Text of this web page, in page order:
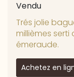
Vendu
Trés jolie
millièmes
émeraude.
Achetez en